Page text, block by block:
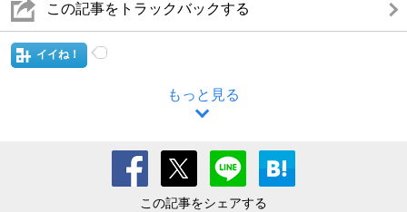
この記事をトラックバックする
イイね！
もっと見る
この記事をシェアする